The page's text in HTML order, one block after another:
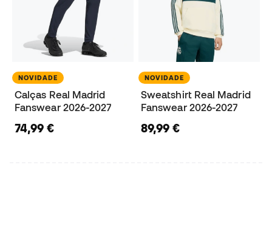
NOVIDADE
Calças Real Madrid
Fanswear 2026-2027
74,99 €
NOVIDADE
Sweatshirt Real Madrid
Fanswear 2026-2027
89,99 €